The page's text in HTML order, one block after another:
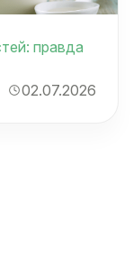
правда
02.07.2026